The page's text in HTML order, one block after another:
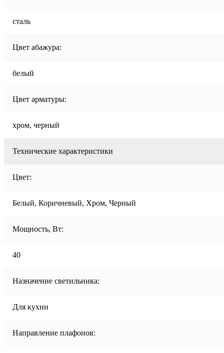
сталь
Цвет абажура:
белый
Цвет арматуры:
хром, черный
Технические характеристики
Цвет:
Белый, Коричневый, Хром, Черный
Мощность, Вт:
40
Назначение светильника:
Для кухни
Направление плафонов: